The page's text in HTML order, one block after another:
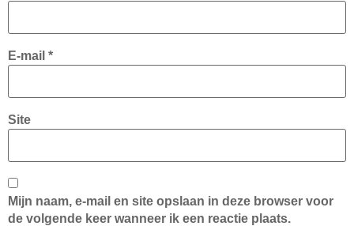
E-mail *
Site
Mijn naam, e-mail en site opslaan in deze browser voor
de volgende keer wanneer ik een reactie plaats.